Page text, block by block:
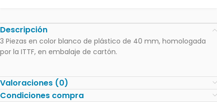
Descripción
3 Piezas en color blanco de plástico de 40 mm, homologada
por la ITTF, en embalaje de cartón.
Valoraciones (0)
Condiciones compra